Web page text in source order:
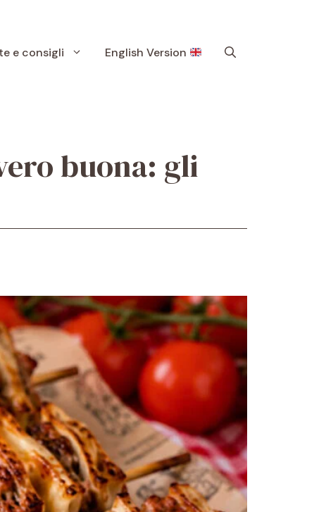
e consigli English Version
buona: gli